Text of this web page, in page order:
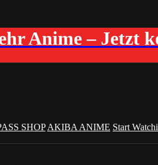
Anime – Jetzt
SHOP AKIBA ANIME Start